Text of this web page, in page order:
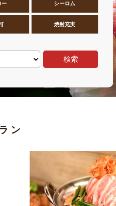
ー シーロム
焼酎充実
検索
ン